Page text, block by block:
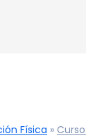
Física